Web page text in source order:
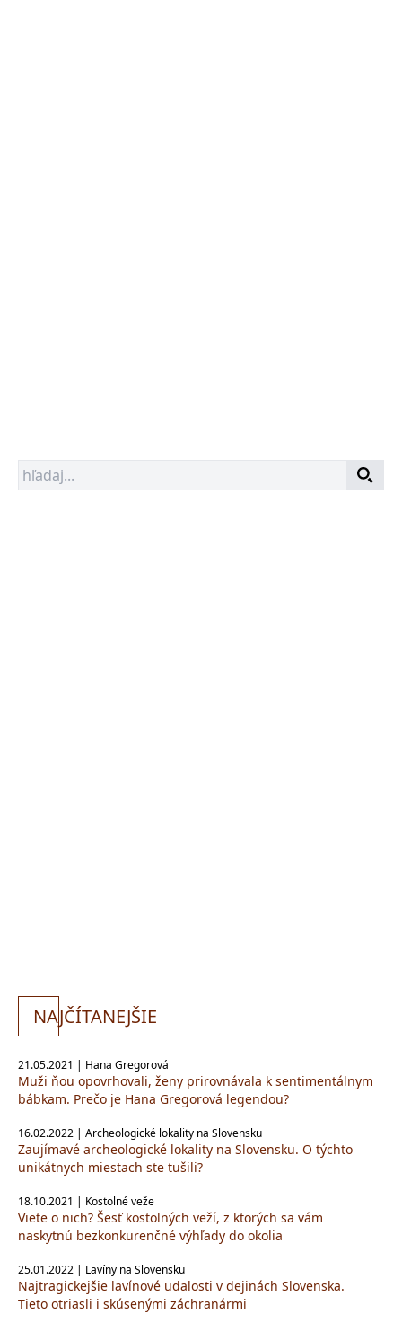
NAJČÍTANEJŠIE
21.05.2021 | Hana Gregorová
Muži ňou opovrhovali, ženy prirovnávala k sentimentálnym
bábkam. Prečo je Hana Gregorová legendou?
16.02.2022 | Archeologické lokality na Slovensku
Zaujímavé archeologické lokality na Slovensku. O týchto
unikátnych miestach ste tušili?
18.10.2021 | Kostolné veže
Viete o nich? Šesť kostolných veží, z ktorých sa vám
naskytnú bezkonkurenčné výhľady do okolia
25.01.2022 | Lavíny na Slovensku
Najtragickejšie lavínové udalosti v dejinách Slovenska.
Tieto otriasli i skúsenými záchranármi